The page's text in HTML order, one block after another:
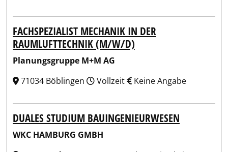
FACHSPEZIALIST MECHANIK IN DER
RAUMLUFTTECHNIK (M/W/D)
Planungsgruppe M+M AG
71034 Böblingen
Vollzeit Keine Angabe
DUALES STUDIUM BAUINGENIEURWESEN
WKC HAMBURG GMBH